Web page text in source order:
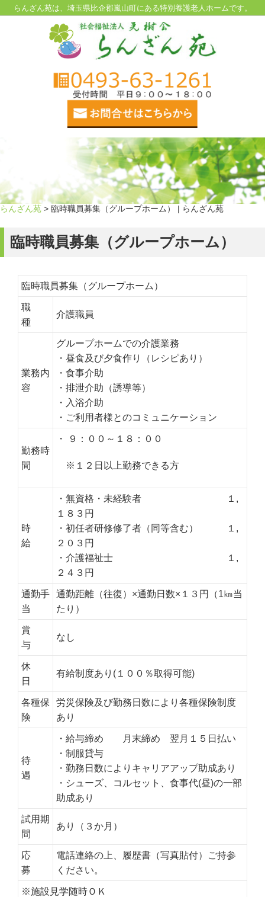
らんざん苑は、埼玉県比企郡嵐山町にある特別養護老人ホームです。
らんざん苑 > 臨時職員募集（グループホーム） | らんざん苑
臨時職員募集（グループホーム）
臨時職員募集（グループホーム）
職
種
介護職員
業務内
容
グループホームでの介護業務
・昼食及び夕食作り（レシピあり）
・食事介助
・排泄介助（誘導等）
・入浴介助
・ご利用者様とのコミュニケーション
勤務時
間
・ ９：００～１８：００
※１２日以上勤務できる方
時
給
・無資格・未経験者 １,
１８３円
・初任者研修修了者（同等含む） １,
２０３円
・介護福祉士 １,
２４３円
通勤手
当
通勤距離（往復）×通勤日数×１３円（1㎞当
たり）
賞
与
なし
休
日
有給制度あり(１００％取得可能)
各種保
険
労災保険及び勤務日数により各種保険制度
あり
待
遇
・給与締め 月末締め 翌月１５日払い
・制服貸与
・勤務日数によりキャリアアップ助成あり
・シューズ、コルセット、食事代(昼)の一部
助成あり
試用期
間
あり（３か月）
応
募
電話連絡の上、履歴書（写真貼付）ご持参
ください。
※施設見学随時ＯＫ